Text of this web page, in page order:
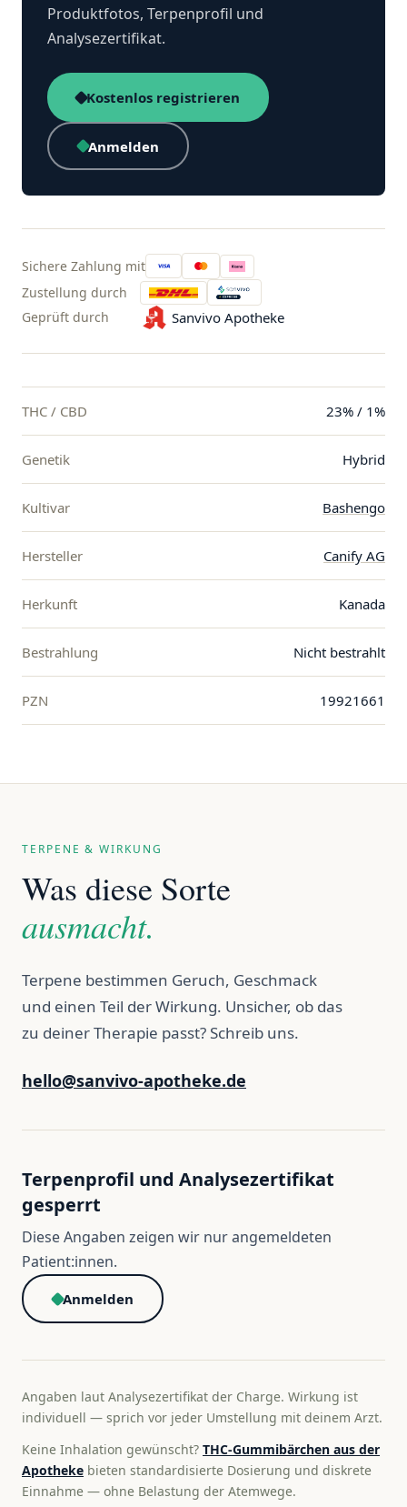
Produktfotos, Terpenprofil und
Analysezertifikat.
Kostenlos registrieren
Anmelden
Sichere Zahlung mit
Zustellung durch
Geprüft durch
Sanvivo Apotheke
THC / CBD 23% / 1%
Genetik Hybrid
Kultivar Bashengo
Hersteller Canify AG
Herkunft Kanada
Bestrahlung Nicht bestrahlt
PZN 19921661
TERPENE & WIRKUNG
Was diese Sorte
ausmacht.
Terpene bestimmen Geruch, Geschmack
und einen Teil der Wirkung. Unsicher, ob das
zu deiner Therapie passt? Schreib uns.
hello@sanvivo-apotheke.de
Terpenprofil und Analysezertifikat
gesperrt
Diese Angaben zeigen wir nur angemeldeten
Patient:innen.
Anmelden
Angaben laut Analysezertifikat der Charge. Wirkung ist
individuell — sprich vor jeder Umstellung mit deinem Arzt.
Keine Inhalation gewünscht? THC-Gummibärchen aus der
Apotheke bieten standardisierte Dosierung und diskrete
Einnahme — ohne Belastung der Atemwege.